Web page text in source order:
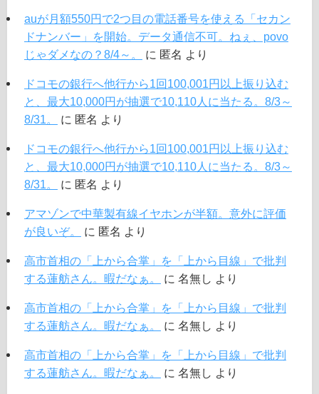
auが月額550円で2つ目の電話番号を使える「セカン
ドナンバー」を開始。データ通信不可。ねぇ、povo
じゃダメなの？8/4～。
に 匿名 より
ドコモの銀行へ他行から1回100,001円以上振り込む
と、最大10,000円が抽選で10,110人に当たる。8/3～
8/31。
に 匿名 より
ドコモの銀行へ他行から1回100,001円以上振り込む
と、最大10,000円が抽選で10,110人に当たる。8/3～
8/31。
に 匿名 より
アマゾンで中華製有線イヤホンが半額。意外に評価
が良いぞ。
に 匿名 より
高市首相の「上から合掌」を「上から目線」で批判
する蓮舫さん。暇だなぁ。
に 名無し より
高市首相の「上から合掌」を「上から目線」で批判
する蓮舫さん。暇だなぁ。
に 名無し より
高市首相の「上から合掌」を「上から目線」で批判
する蓮舫さん。暇だなぁ。
に 名無し より